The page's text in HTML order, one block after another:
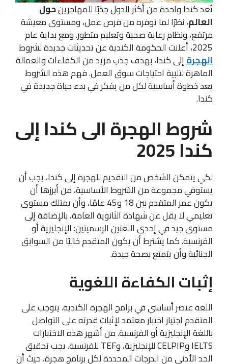
تُعد كندا واحدة من أكثر الدول جذبًا للمهاجرينحول
العالم، نظرًا لما توفره من فرص عمل، ومستوى معيشة
مرتفع، ونظام رعاية صحية وتعليم متطور. ومع بداية عام
2025، أعلنت الحكومة الكندية عن تحديثات جديدة لشروط
الهجرةإلى كندا، بهدف جذب مزيد من الكفاءات والعمالة
الماهرة لتلبية احتياجات سوق العمل. فهم هذه الشروط
يعد خطوة أساسية لكل من يفكر في بدء حياة جديدة في
كندا.
شروط الهجرة الى كندا إلى
كندا 2025
لكي يتمكن الشخص من التقديم للهجرة إلى كندا، يجب أن
يستوفي مجموعة من الشروط الأساسية، من أبرزها أن
يكون عمر المتقدم بين 18 و45 عامًا، وأن يمتلك مستوى
تعليمي لا يقل عن شهادة الثانوية العامة، بالإضافة إلى
مستوى جيد في إحدى اللغتين الرسميتين: الإنجليزية أو
الفرنسية. كما يشترط أن يكون المتقدم خاليًا من السوابق
الجنائية وأن يتمتع بصحة جيدة.
إثبات الكفاءة اللغوية
اللغة عنصر أساسي في برامج الهجرة الكندية. يتوجب على
المتقدم اجتياز اختبار معتمد لإثبات قدرته على التواصل
باللغة الإنجليزية أو الفرنسية. من أشهر هذه الاختبارات
IELTS وCELPIP للإنجليزية، وTEF للفرنسية. يجب تحقيق
الحد الأدنى من الدرجات المحددة لكل برنامج هجرة، حيث أن